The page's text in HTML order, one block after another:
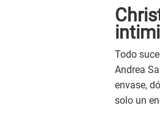
Todo
Andrea
envase,
solo un